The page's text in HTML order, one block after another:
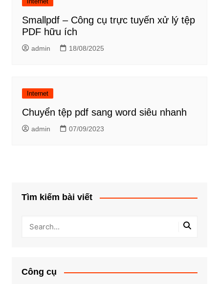
Smallpdf – Công cụ trực tuyến xử lý tệp
PDF hữu ích
admin 18/08/2025
Internet
Chuyển tệp pdf sang word siêu nhanh
admin 07/09/2023
Tìm kiếm bài viết
Công cụ